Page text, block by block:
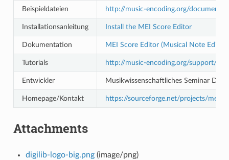
Beispieldateien http://music-encoding.org/
Installationsanleitung Install the MEI Score Editor
Dokumentation MEI Score Editor (Musical Note Editor)
Tutorials http://music-encoding.org/support/
Entwickler Musikwissenschaftliches Seminar
Homepage/Kontakt https://sourceforge.net/projects/meise/
Attachments
digilib-logo-big.png(image/png)